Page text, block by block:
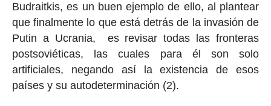
Budraitkis, es un buen ejemplo de ello, al plantear
que finalmente lo que está detrás de la invasión de
Putin a Ucrania, es revisar todas las fronteras
postsoviéticas, las cuales para él son solo
artificiales, negando así la existencia de esos
países y su autodeterminación (2).